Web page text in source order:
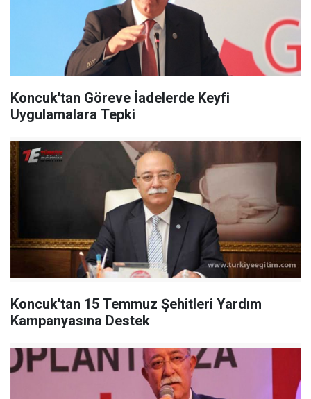
Koncuk'tan Göreve İadelerde Keyfi
Uygulamalara Tepki
Koncuk'tan 15 Temmuz Şehitleri Yardım
Kampanyasına Destek